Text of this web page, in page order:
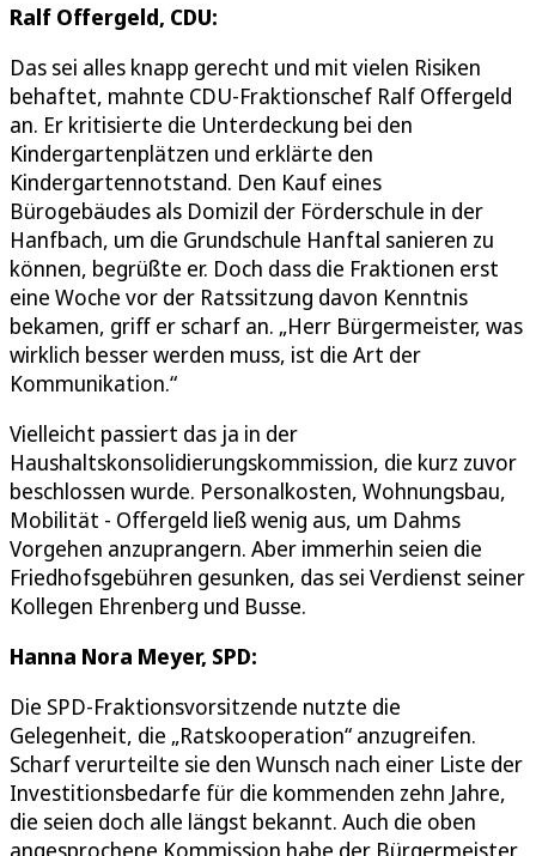
Ralf Offergeld, CDU:
Das sei alles knapp gerecht und mit vielen Risiken
behaftet, mahnte CDU-Fraktionschef Ralf Offergeld
an. Er kritisierte die Unterdeckung bei den
Kindergartenplätzen und erklärte den
Kindergartennotstand. Den Kauf eines
Bürogebäudes als Domizil der Förderschule in der
Hanfbach, um die Grundschule Hanftal sanieren zu
können, begrüßte er. Doch dass die Fraktionen erst
eine Woche vor der Ratssitzung davon Kenntnis
bekamen, griff er scharf an. „Herr Bürgermeister, was
wirklich besser werden muss, ist die Art der
Kommunikation.“
Vielleicht passiert das ja in der
Haushaltskonsolidierungskommission, die kurz zuvor
beschlossen wurde. Personalkosten, Wohnungsbau,
Mobilität - Offergeld ließ wenig aus, um Dahms
Vorgehen anzuprangern. Aber immerhin seien die
Friedhofsgebühren gesunken, das sei Verdienst seiner
Kollegen Ehrenberg und Busse.
Hanna Nora Meyer, SPD:
Die SPD-Fraktionsvorsitzende nutzte die
Gelegenheit, die „Ratskooperation“ anzugreifen.
Scharf verurteilte sie den Wunsch nach einer Liste der
Investitionsbedarfe für die kommenden zehn Jahre,
die seien doch alle längst bekannt. Auch die oben
angesprochene Kommission habe der Bürgermeister